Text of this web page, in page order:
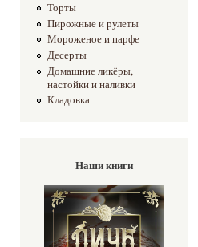
Торты
Пирожные и рулеты
Мороженое и парфе
Десерты
Домашние ликёры,
настойки и наливки
Кладовка
Наши книги